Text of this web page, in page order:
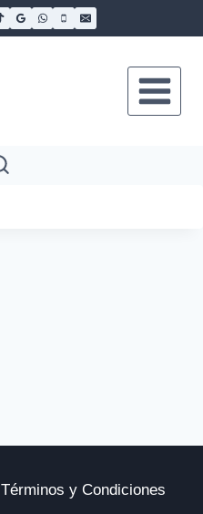
Términos y Condiciones